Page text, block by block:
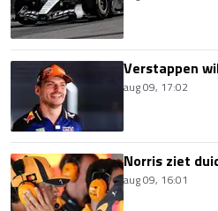
Verstappen
aug 09, 17:02
Norris ziet
aug 09, 16:01